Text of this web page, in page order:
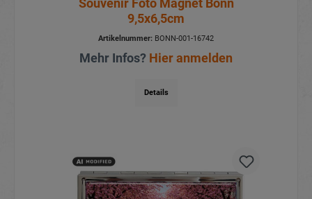
Souvenir Foto Magnet Bonn
9,5x6,5cm
Artikelnummer: BONN-001-16742
Mehr Infos? Hier anmelden
Details